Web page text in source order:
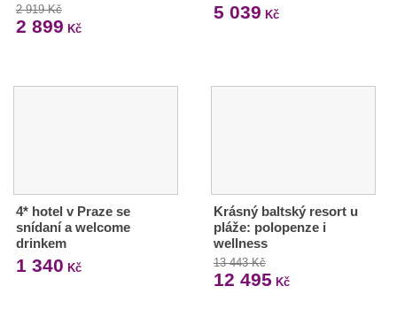
2 919 Kč
2 899 Kč
5 039 Kč
4* hotel v Praze se
snídaní a welcome
drinkem
1 340 Kč
Krásný baltský resort u
pláže: polopenze i
wellness
13 443 Kč
12 495 Kč